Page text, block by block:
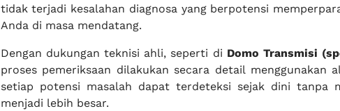
tidak terjadi kesalahan diagnosa yang berpotensi
Anda di masa mendatang.
Dengan dukungan teknisi ahli, seperti di Domo Transmisi
proses pemeriksaan dilakukan secara detail menggunakan
setiap potensi masalah dapat terdeteksi sejak dini tanpa
menjadi lebih besar.